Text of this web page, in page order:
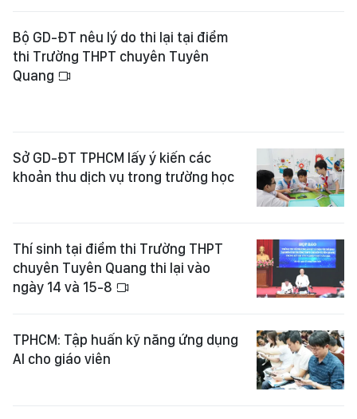
Bộ GD-ĐT nêu lý do thi lại tại điểm
thi Trường THPT chuyên Tuyên
Quang
Sở GD-ĐT TPHCM lấy ý kiến các
khoản thu dịch vụ trong trường học
Thí sinh tại điểm thi Trường THPT
chuyên Tuyên Quang thi lại vào
ngày 14 và 15-8
TPHCM: Tập huấn kỹ năng ứng dụng
AI cho giáo viên